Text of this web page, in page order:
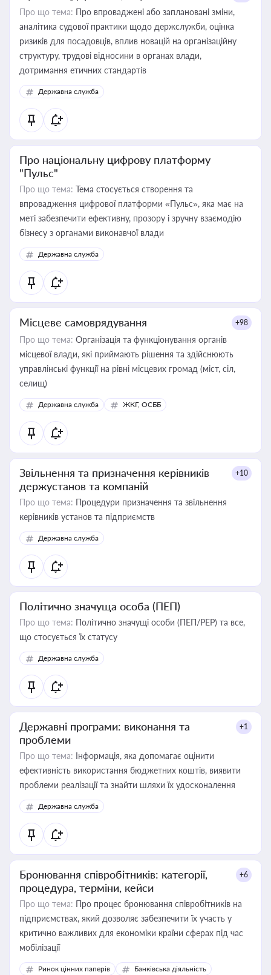
Про що тема: Про впроваджені або заплановані зміни,
аналітика судової практики щодо держслужби, оцінка
ризиків для посадовців, вплив новацій на організаційну
структуру, трудові відносини в органах влади,
дотримання етичних стандартів
Державна служба
Про національну цифрову платформу
"Пульс"
Про що тема: Тема стосується створення та
впровадження цифрової платформи «Пульс», яка має на
меті забезпечити ефективну, прозору і зручну взаємодію
бізнесу з органами виконавчої влади
Державна служба
Місцеве самоврядування +98
Про що тема: Організація та функціонування органів
місцевої влади, які приймають рішення та здійснюють
управлінські функції на рівні місцевих громад (міст, сіл,
селищ)
Державна служба ЖКГ, ОСББ
Звільнення та призначення керівників
держустанов та компаній
+10
Про що тема: Процедури призначення та звільнення
керівників установ та підприємств
Державна служба
Політично значуща особа (ПЕП)
Про що тема: Політично значущі особи (ПЕП/PEP) та все,
що стосується їх статусу
Державна служба
Державні програми: виконання та
проблеми
+1
Про що тема: Інформація, яка допомагає оцінити
ефективність використання бюджетних коштів, виявити
проблеми реалізації та знайти шляхи їх удосконалення
Державна служба
Бронювання співробітників: категорії,
процедура, терміни, кейси
+6
Про що тема: Про процес бронювання співробітників на
підприємствах, який дозволяє забезпечити їх участь у
критично важливих для економіки країни сферах під час
мобілізації
Ринок цінних паперів
Банківська діяльність